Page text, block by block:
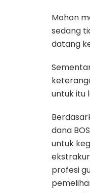
Mohon
sedang
datang
untuk itu
dana
untuk
profesi